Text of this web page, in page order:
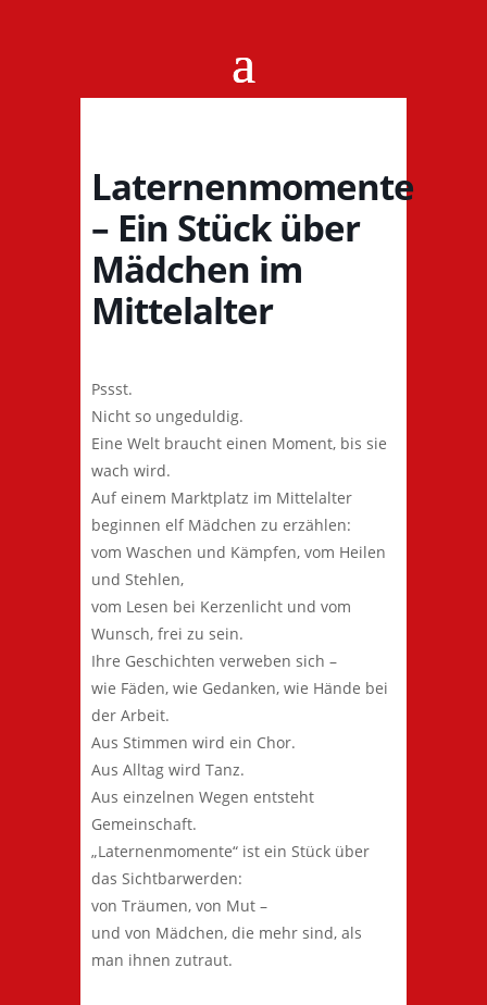
Laternenmomente
– Ein Stück über
Mädchen im
Mittelalter
Pssst.
Nicht so ungeduldig.
Eine Welt braucht einen Moment, bis sie
wach wird.
Auf einem Marktplatz im Mittelalter
beginnen elf Mädchen zu erzählen:
vom Waschen und Kämpfen, vom Heilen
und Stehlen,
vom Lesen bei Kerzenlicht und vom
Wunsch, frei zu sein.
Ihre Geschichten verweben sich –
wie Fäden, wie Gedanken, wie Hände bei
der Arbeit.
Aus Stimmen wird ein Chor.
Aus Alltag wird Tanz.
Aus einzelnen Wegen entsteht
Gemeinschaft.
„Laternenmomente“ ist ein Stück über
das Sichtbarwerden:
von Träumen, von Mut –
und von Mädchen, die mehr sind, als
man ihnen zutraut.